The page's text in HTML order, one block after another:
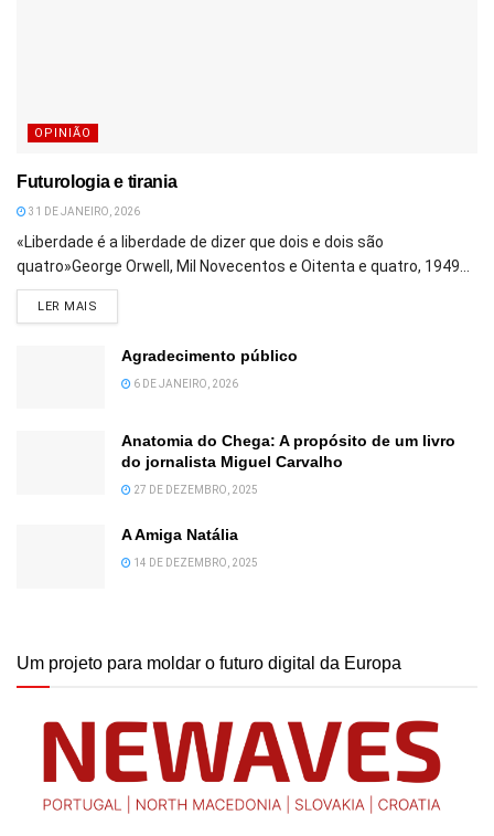
OPINIÃO
Futurologia e tirania
31 DE JANEIRO, 2026
«Liberdade é a liberdade de dizer que dois e dois são
quatro»George Orwell, Mil Novecentos e Oitenta e quatro, 1949...
LER MAIS
Agradecimento público
6 DE JANEIRO, 2026
Anatomia do Chega: A propósito de um livro
do jornalista Miguel Carvalho
27 DE DEZEMBRO, 2025
A Amiga Natália
14 DE DEZEMBRO, 2025
Um projeto para moldar o futuro digital da Europa